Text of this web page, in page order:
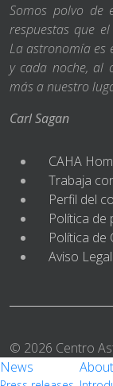
Somos polvo de
respuestas que
La astronomía es
y cada noche, al
más a nuestro
Carl Sagan
CAHA
Trabaja
Perfil del
Política de
Política de
Aviso Legal
© 2026 Centro
News